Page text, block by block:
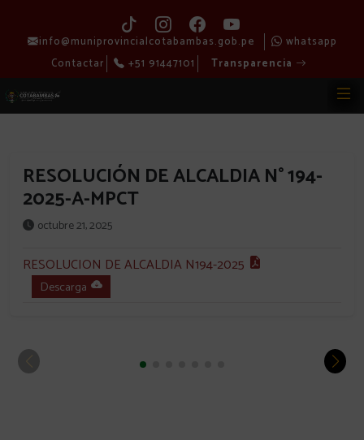
info@muniprovincialcotabambas.gob.pe
whatsapp
Contactar
+51 91447101 Transparencia
RESOLUCIÓN DE ALCALDIA N° 194-
2025-A-MPCT
octubre 21, 2025
RESOLUCION DE ALCALDIA N194-2025
Descarga